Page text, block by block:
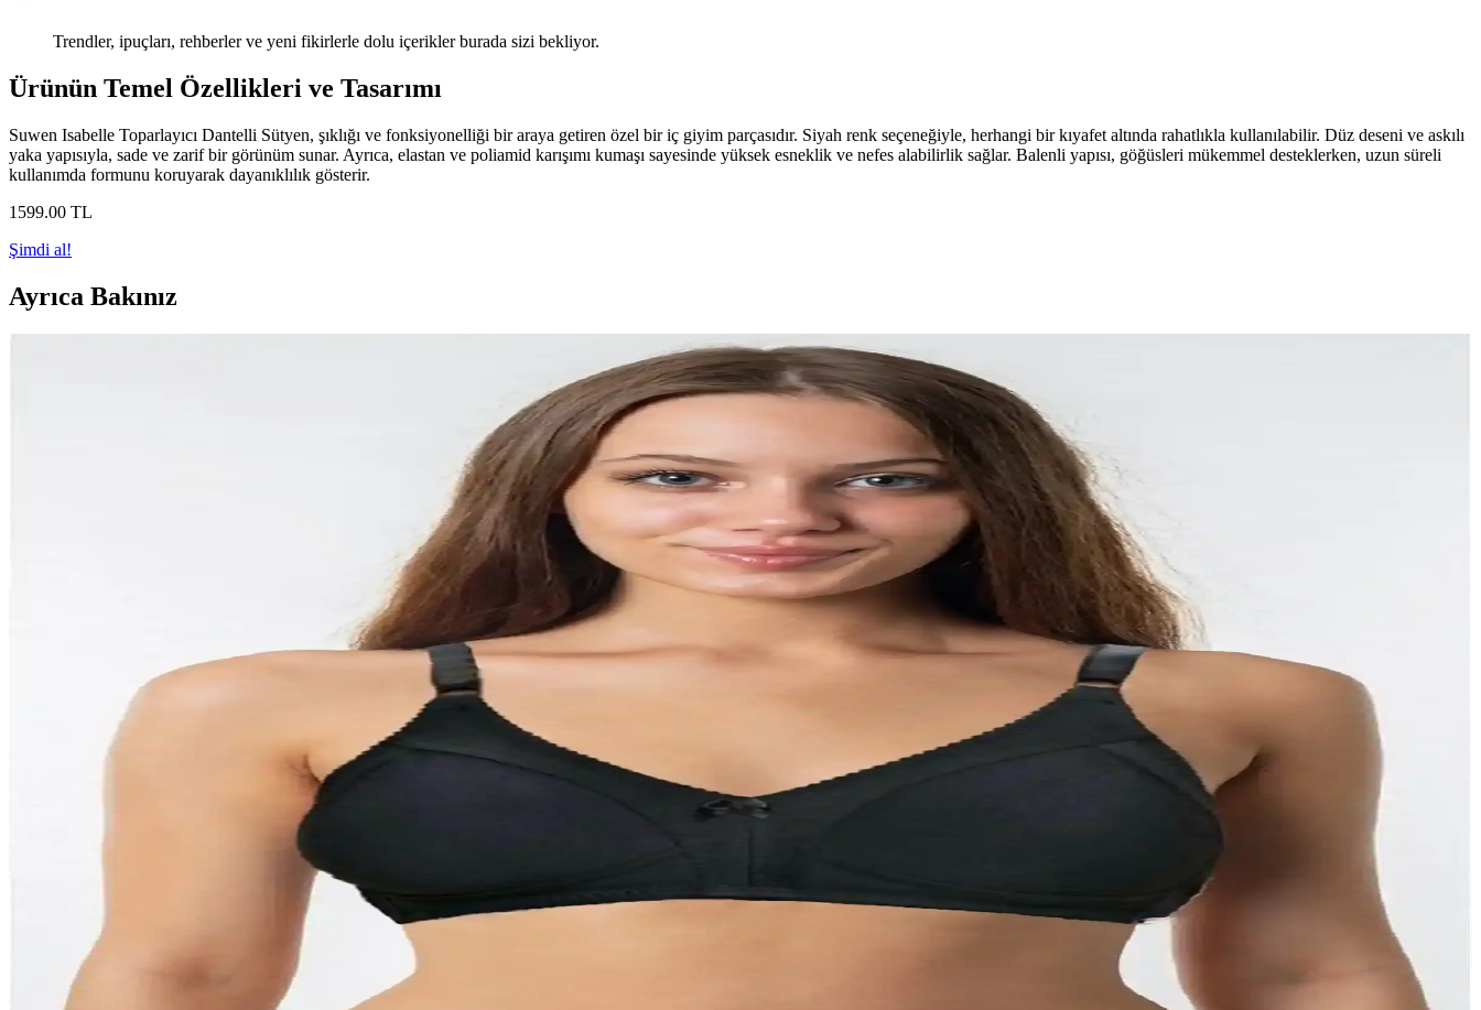
Trendler, ipuçları, rehberler ve yeni fikirlerle dolu içerikler burada sizi bekliyor.
Ürünün Temel Özellikleri ve Tasarımı
Suwen Isabelle Toparlayıcı Dantelli Sütyen, şıklığı ve fonksiyonelliği bir araya getiren özel bir iç giyim parçasıdır. Siyah renk seçeneğiyle, herhangi bir kıyafet altında rahatlıkla kullanılabilir. Düz deseni ve askılı
yaka yapısıyla, sade ve zarif bir görünüm sunar. Ayrıca, elastan ve poliamid karışımı kumaşı sayesinde yüksek esneklik ve nefes alabilirlik sağlar. Balenli yapısı, göğüsleri mükemmel desteklerken, uzun süreli
kullanımda formunu koruyarak dayanıklılık gösterir.
1599.00 TL
Şimdi al!
Ayrıca Bakınız
Pecestore Siyah Günlük Deniz Mini Toparlayıcı Kadın Şortu İncelemesi ve Kullanım Tavsiyeleri
Pecestore'in siyah günlük deniz mini toparlayıcı kadın şortu, esnek kumaşı ve şık tasarımıyla günlük kullanım ve plaj aktiviteleri için ideal, yüksek performanslı ve rahat bir tercih sunar.
S&W Sweet Women İncelten Yüksek Bel Seamless Korse ve Şekillendirici İç Giyim
Yüksek performanslı, rahat ve şık kadın iç giyim ürünü, vücut hatlarını nazikçe şekillendirir, pratik kullanım sağlar ve günlük şıklığa katkıda bulunur.
TUBİA Toparlayıcı Spor ve Yoga Taytı: Konfor ve Şıklık Sunan Yüksek Bel Spor Giysisi
TUBİA'nın siyah spor ve yoga taytı, yüksek bel tasarımı ve elastik kumaşıyla hareket özgürlüğü sağlar, şık görünüm sunar ve günlük kullanım için uygundur.
Jerf Gela ve Jerf Pine Yüksek Bel Toparlayıcı Spor Taytları Karşılaştırması
Jerf Gela ve Jerf Pine yüksek bel spor taytları, kumaş ve tasarım özellikleriyle öne çıkıyor. Kullanıcı yorumlarıyla desteklenen detaylar, ürünlerin performansını ve memnuniyet seviyesini ortaya koyuyor.
Kom Beliza Full Toparlayıcı Sütyen İncelemesi ve Kullanıcı Yorumları
Kom Beliza Full Toparlayıcı Sütyen, şıklık ve rahatlığı bir arada sunar. Göğüsleri toparlayan tasarımı ve dantelli detaylarıyla günlük kullanım için ideal olup, kullanıcı deneyimleri çeşitli görüşler içerir.
Miorre Minimizer Toparlayıcı Sütyen İncelemesi: Özellikleri ve Kullanıcı Yorumları
Miorre Minimizer Toparlayıcı Sütyen, göğüsleri şekillendiren ve bir beden küçülten özellikleriyle öne çıkıyor. Rahatlık ve tasarım detaylarıyla kullanıcıların ilgisini çeken ürün, malzeme kalitesi ve konfor
Anıl 3606 Kadın Balenli Tüllü Toparlayıcı ve Küçültücü Sütyen İncelemesi
Anıl 3606 kadın balenli tüllü toparlayıcı sütyen, şıklık ve konforu bir arada sunar. Küçültücü ve destekleyici özellikleriyle günlük kullanım için ideal, detaylı inceleme burada.
A&K Zümra Kadın Telsiz Desteksiz Penye Toparlayıcı Sütyen Günlük Rahatlık ve Şıklık İçin